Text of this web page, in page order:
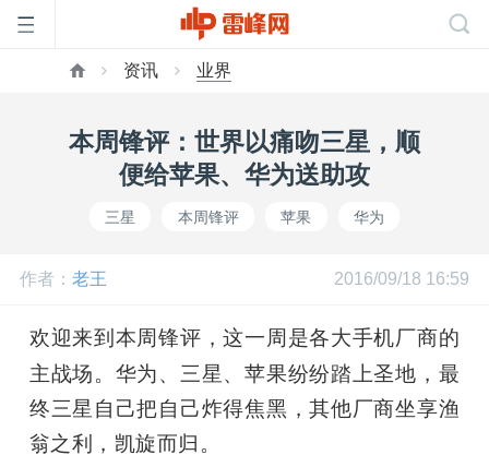
网
资讯 业界
本周锋评：世界以痛吻三星，顺
便给苹果、华为送助攻
三星 本周锋评 苹果 华为
作者： 老王 2016/09/18 16:59
欢迎来到本周锋评，这一周是各大手机厂商的
主战场。华为、三星、苹果纷纷踏上圣地，最
终三星自己把自己炸得焦黑，其他厂商坐享渔
翁之利，凯旋而归。